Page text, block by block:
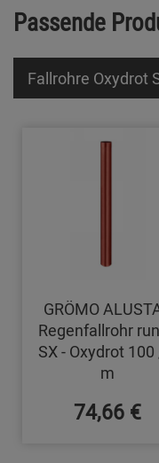
Passende
Fallrohre Oxydrot
GRÖMO
Regenfallrohr
SX - Oxydrot 100
m
74,66 €